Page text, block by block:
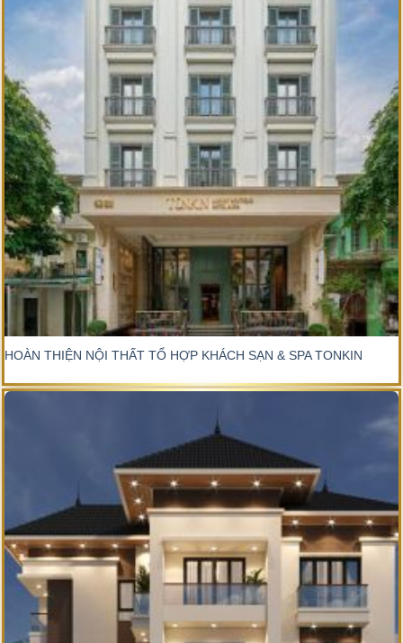
HOÀN THIỆN NỘI THẤT TỔ HỢP KHÁCH SẠN & SPA TONKIN